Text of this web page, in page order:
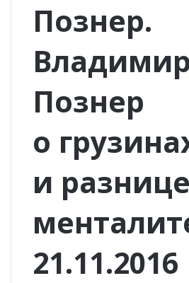
Познер.
Владимир
Познер
о
и разнице
21.11.2016